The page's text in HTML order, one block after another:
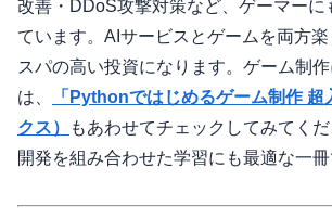
改善・DDoS攻撃対策など、ゲーマーに
ています。AIサービスとゲームを両方
スパの高い投資になります。ゲーム制
は、
「Pythonではじめるゲーム制作 超
クス）
もあわせてチェックしてみてく
開発を組み合わせた学習にも最適な一冊